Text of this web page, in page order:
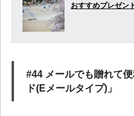
おすすめプレゼン
#44 メールでも贈れて
ド(Eメールタイプ)」